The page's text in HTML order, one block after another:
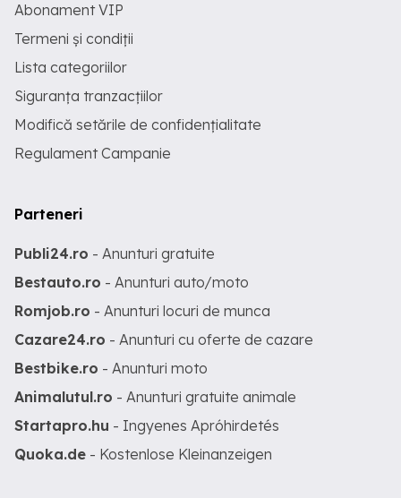
Abonament VIP
Termeni și condiții
Lista categoriilor
Siguranța tranzacțiilor
Modifică setările de confidențialitate
Regulament Campanie
Parteneri
Publi24.ro - Anunturi gratuite
Bestauto.ro - Anunturi auto/moto
Romjob.ro - Anunturi locuri de munca
Cazare24.ro - Anunturi cu oferte de cazare
Bestbike.ro - Anunturi moto
Animalutul.ro - Anunturi gratuite animale
Startapro.hu - Ingyenes Apróhirdetés
Quoka.de - Kostenlose Kleinanzeigen